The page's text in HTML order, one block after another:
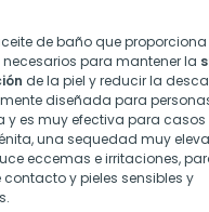
de baño que proporciona
necesarios para mantener la
de la piel y reducir la
diseñada para
y es muy efectiva para casos
una sequedad muy
eccemas e irritaciones,
y pieles sensibles y